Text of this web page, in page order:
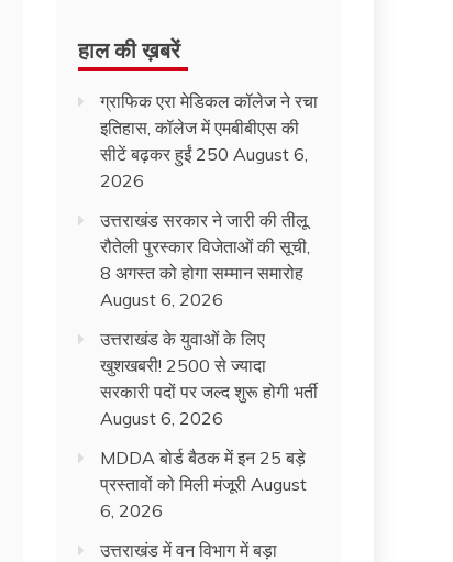
हाल की ख़बरें
ग्राफिक एरा मेडिकल कॉलेज ने रचा
इतिहास, कॉलेज में एमबीबीएस की
सीटें बढ़कर हुईं 250 August 6,
2026
उत्तराखंड सरकार ने जारी की तीलू
रौतेली पुरस्कार विजेताओं की सूची,
8 अगस्त को होगा सम्मान समारोह
August 6, 2026
उत्तराखंड के युवाओं के लिए
खुशखबरी! 2500 से ज्यादा
सरकारी पदों पर जल्द शुरू होगी भर्ती
August 6, 2026
MDDA बोर्ड बैठक में इन 25 बड़े
प्रस्तावों को मिली मंजूरी August
6, 2026
उत्तराखंड में वन विभाग में बड़ा